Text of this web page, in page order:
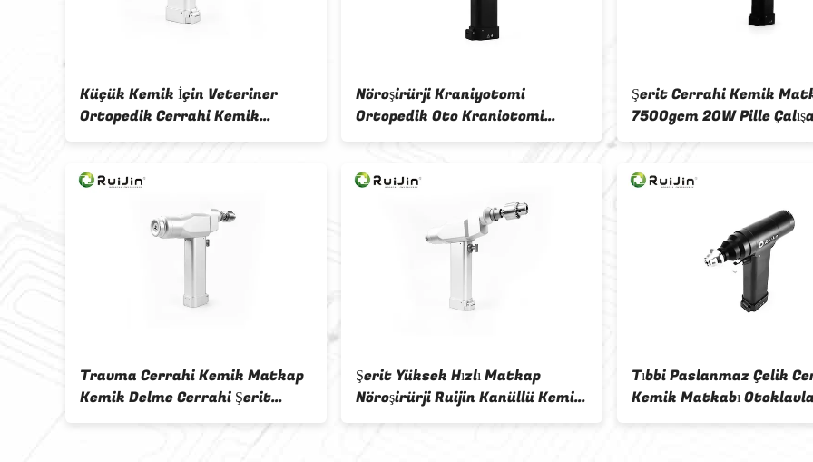
Küçük Kemik İçin Veteriner
Ortopedik Cerrahi Kemik
Matkap Kanüllü Kemik Matkap
Nöroşirürji Kraniyotomi
Ortopedik Oto Kraniotomi
Matkap 900r / Min 7500gcm
Şerit Cerrahi Kemik
7500gcm 20W Pille
Ortopedik Matkap
Travma Cerrahi Kemik Matkap
Kemik Delme Cerrahi Şerit
Şerit Yüksek Hızlı Matkap
Nöroşirürji Ruijin Kanüllü Kemik
Matkap
Tıbbi Paslanmaz Çelik
Kemik Matkabı
Ortopedik Matkap 100V-